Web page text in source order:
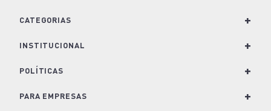
CATEGORIAS +
Para Cozinha
Para Casa
INSTITUCIONAL +
Nossa História e Marcas
Conheça o Groupe SEB
POLÍTICAS +
Política de Privacidade
PARA EMPRESAS +